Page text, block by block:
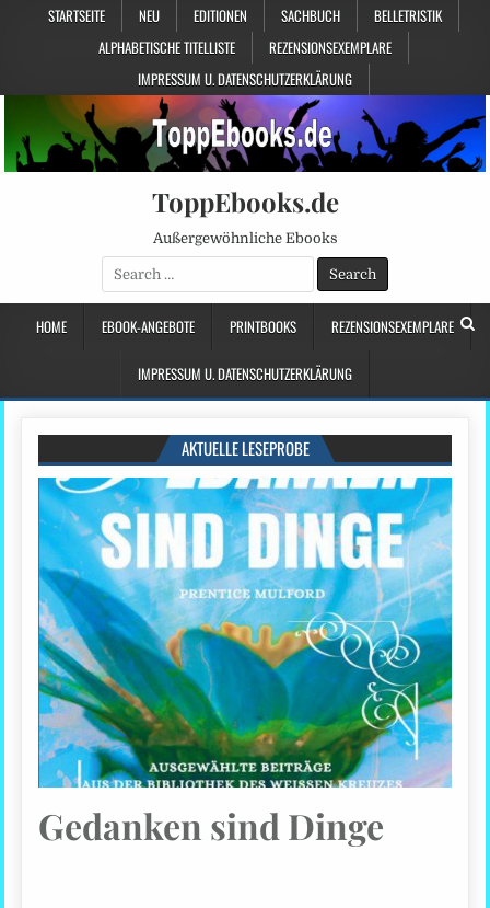
STARTSEITE NEU EDITIONEN SACHBUCH
BELLETRISTIK
ALPHABETISCHE TITELLISTE
REZENSIONSEXEMPLARE
IMPRESSUM U. DATENSCHUTZERKLÄRUNG
ToppEbooks.de
Außergewöhnliche Ebooks
Search
for:
HOME EBOOK-ANGEBOTE PRINTBOOKS REZENSIONSEXEMPLARE
IMPRESSUM U. DATENSCHUTZERKLÄRUNG
AKTUELLE LESEPROBE
Gedanken sind Dinge